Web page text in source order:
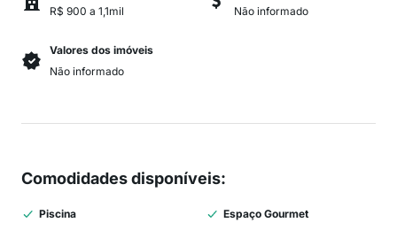
R$ 900 a 1,1mil
Não informado
Valores dos imóveis
Não informado
Comodidades disponíveis:
Piscina Espaço Gourmet